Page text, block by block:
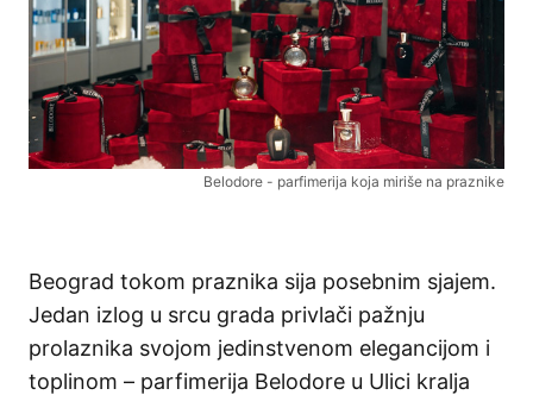
Belodore - parfimerija koja miriše na praznike
Beograd tokom praznika sija posebnim sjajem.
Jedan izlog u srcu grada privlači pažnju
prolaznika svojom jedinstvenom elegancijom i
toplinom – parfimerija Belodore u Ulici kralja